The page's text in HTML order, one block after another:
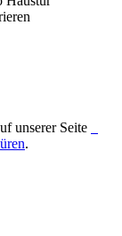
unserer Seite
.